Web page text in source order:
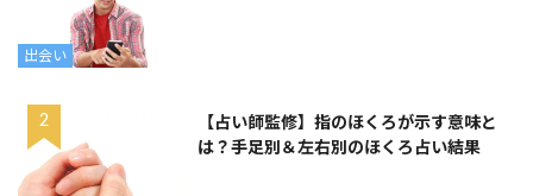
出会い
【占い師監修】指のほくろが示す意味と
は？手足別＆左右別のほくろ占い結果